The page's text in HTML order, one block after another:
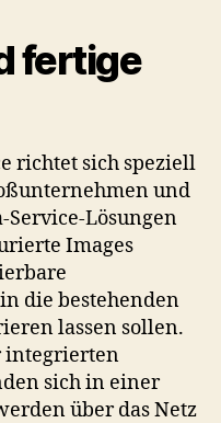
fertige
richtet sich speziell
und
Service-Lösungen
Images
die bestehenden
lassen sollen.
integrierten
sich in einer
über das Netz